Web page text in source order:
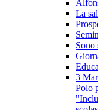
La
Sono
3
Polo